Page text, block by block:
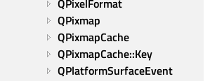
QPixelFormat
QPixmap
QPixmapCache
QPixmapCache::Key
QPlatformSurfaceEvent